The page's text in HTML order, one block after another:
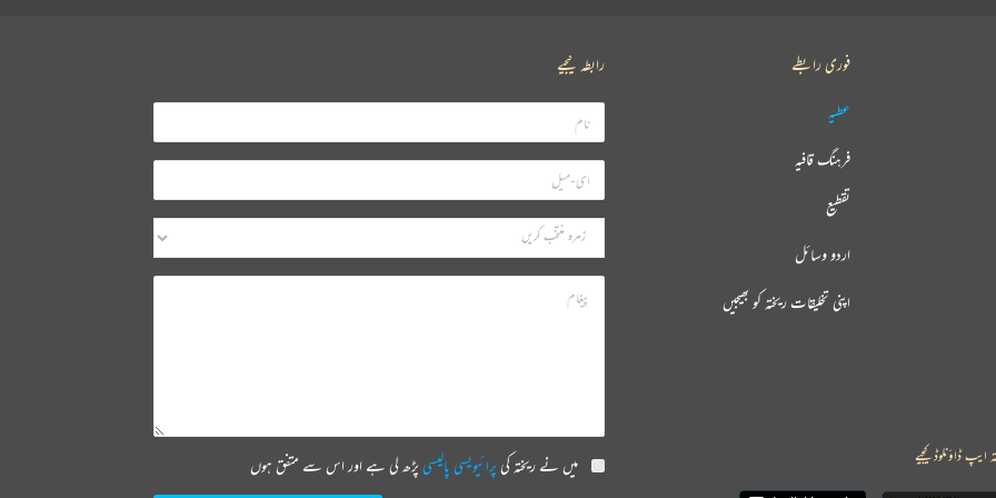
فوری رابطے
عطیہ
فرہنگ قافیہ
تقطیع
اردو وسائل
اپنی تخلیقات ریختہ کو بھیجیں
رابطہ کیجیے
میں نے ریختہ کیپرائیویسی پالیسیپڑھ لی ہے اور اس سے متفق ہوں ایپ ڈاؤنلوڈ کیجیے